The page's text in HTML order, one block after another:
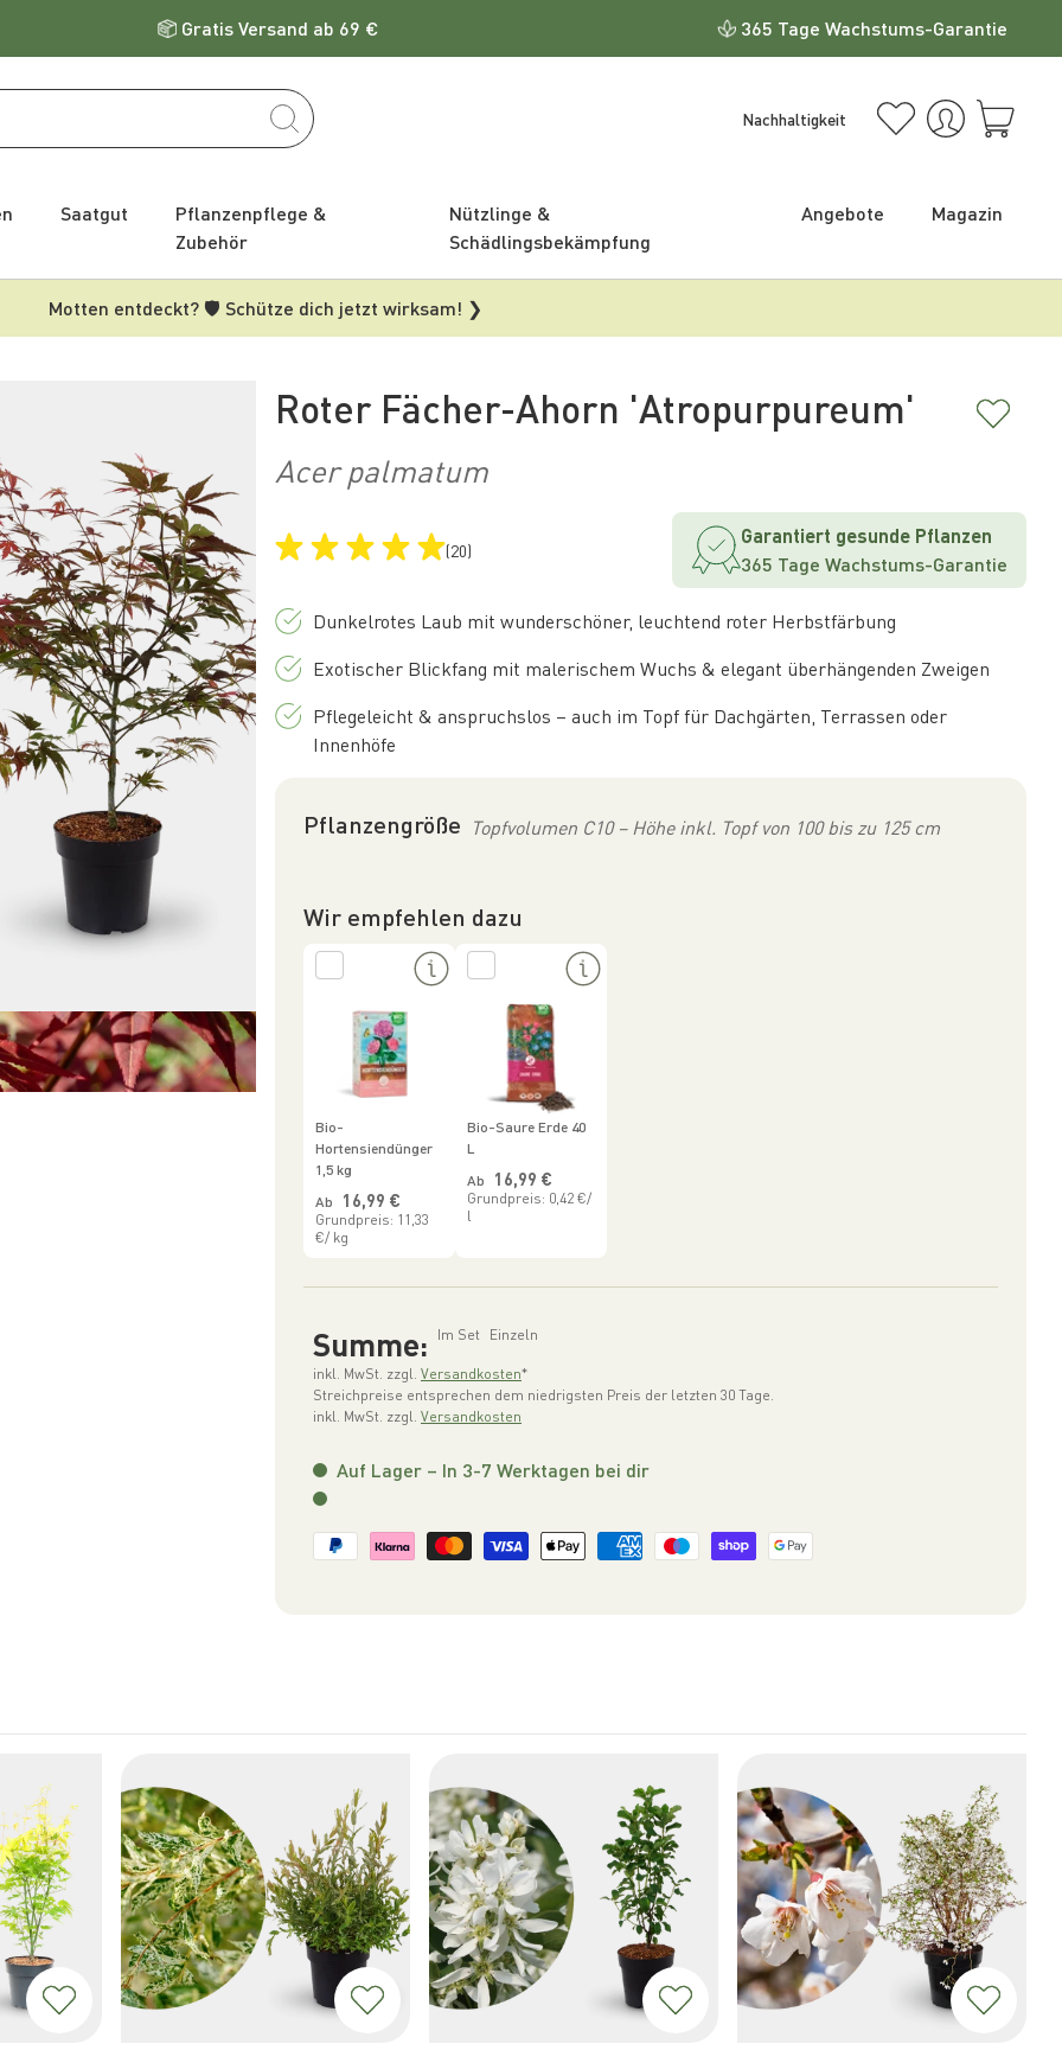
Gratis Versand ab 69 € 365 Tage Wachstums-Garantie
Nachhaltigkeit
Saatgut
Pflanzenpflege &
Zubehör
Nützlinge &
Schädlingsbekämpfung
Angebote Magazin
Motten entdeckt? 🛡️ Schütze dich jetzt wirksam! ❯
Roter Fächer-Ahorn 'Atropurpureum'
Acer palmatum
(20)
Garantiert gesunde Pflanzen
365 Tage Wachstums-Garantie
Dunkelrotes Laub mit wunderschöner, leuchtend roter Herbstfärbung
Exotischer Blickfang mit malerischem Wuchs & elegant überhängenden Zweigen
Pflegeleicht & anspruchslos – auch im Topf für Dachgärten, Terrassen oder
Innenhöfe
Pflanzengröße Topfvolumen C10 – Höhe inkl. Topf von 100 bis zu 125 cm
Wir empfehlen dazu
Bio-
Hortensiendünger
1,5 kg
Ab
Normaler Preis
16,99 €
Grundpreis: 11,33
€/ kg
Bio-Saure Erde 40
L
Ab
Normaler Preis
16,99 €
Grundpreis: 0,42 €/
l
Summe: Im Set Einzeln
inkl. MwSt. zzgl. Versandkosten*
Streichpreise entsprechen dem niedrigsten Preis der letzten 30 Tage.
inkl. MwSt. zzgl. Versandkosten
Auf Lager – In 3-7 Werktagen bei dir